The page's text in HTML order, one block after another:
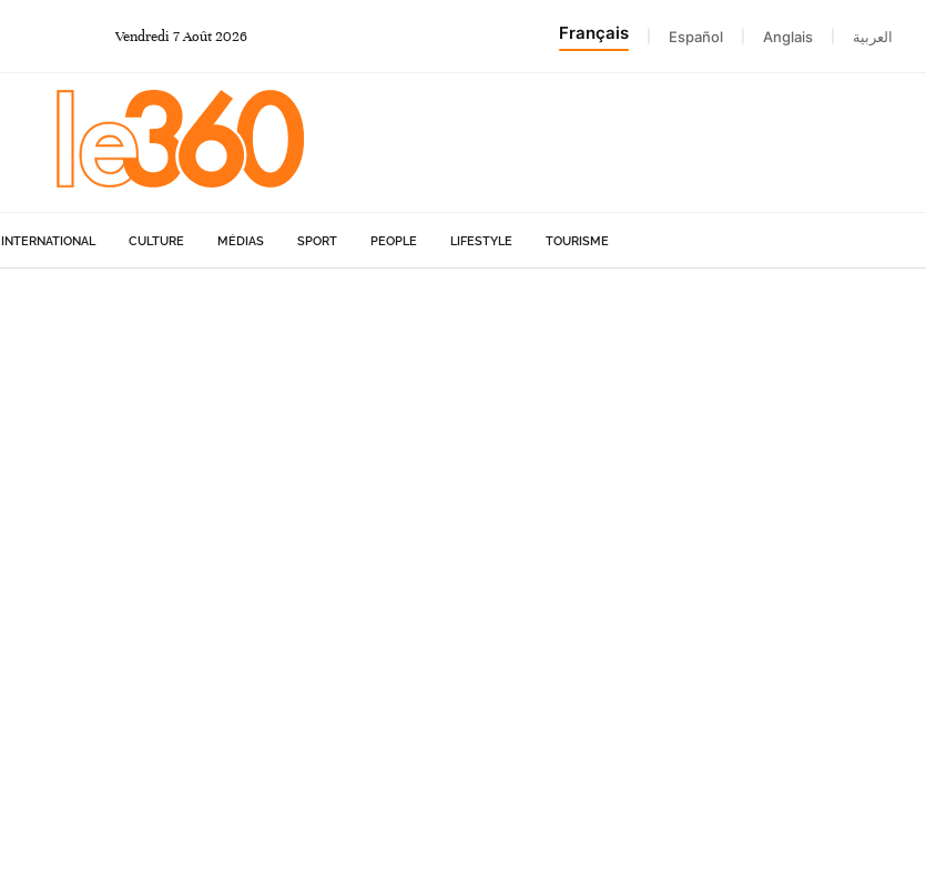
Vendredi 7Août 2026 Français Español Anglais العربية
INTERNATIONAL CULTURE MÉDIAS SPORT PEOPLE LIFESTYLE TOURISME